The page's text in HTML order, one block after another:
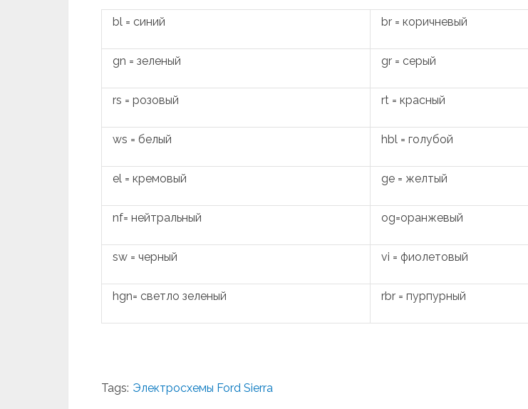
bl = синий br = коричневый
gn = зеленый gr = серый
rs = розовый rt = красный
ws = белый hbl = голубой
el = кремовый ge = желтый
nf= нейтральный og=оранжевый
sw = черный vi = фиолетовый
hgn= светло зеленый rbr = пурпурный
Tags: Электросхемы Ford Sierra